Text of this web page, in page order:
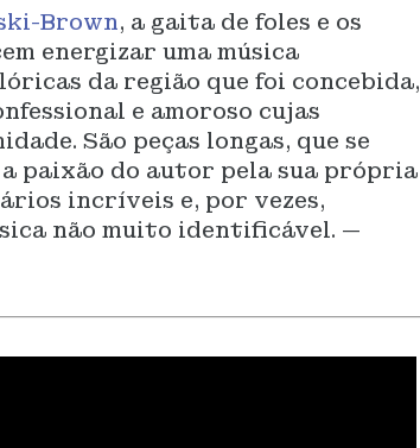
Brown, a gaita de foles e os
energizar uma música
da região que foi concebida,
e amoroso cujas
São peças longas, que se
paixão do autor pela sua própria
incríveis e, por vezes,
não muito identificável. —